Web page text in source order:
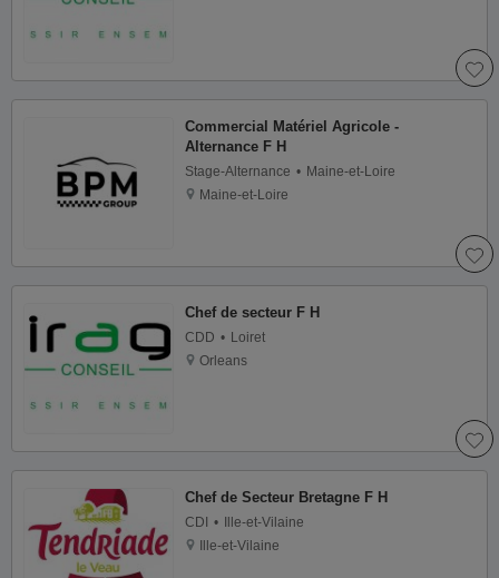
Commercial Matériel Agricole -
Alternance F H
Stage-Alternance
Maine-et-Loire
Maine-et-Loire
Chef de secteur F H
CDD
Loiret
Orleans
Chef de Secteur Bretagne F H
CDI
Ille-et-Vilaine
Ille-et-Vilaine